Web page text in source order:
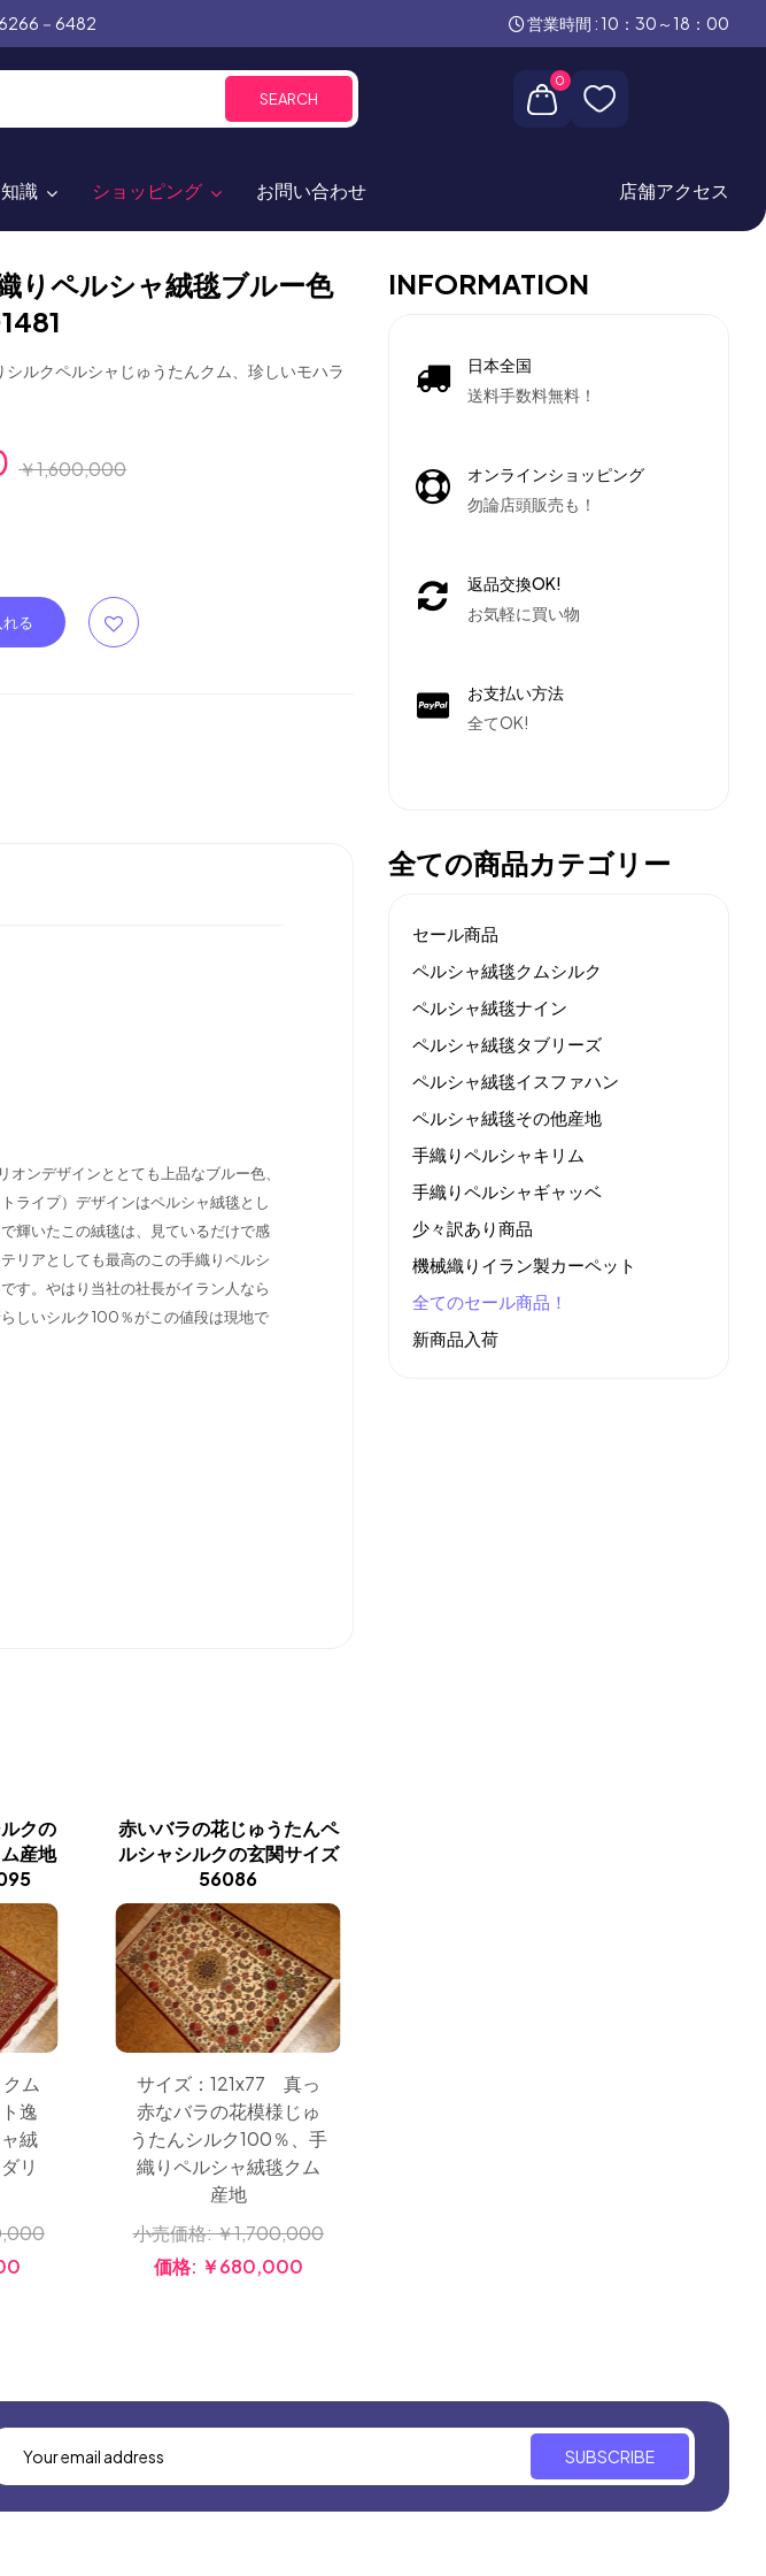
－6482 営業時間 : 10：30～18：00
SEARCH
0
知識 ショッピング お問い合わせ 店舗アクセス
りペルシャ絨毯ブルー色
ルクペルシャじゅうたんクム、珍しいモハラ
￥1,600,000
ンデザインととても上品なブルー色、
ライプ）デザインはペルシャ絨毯とし
輝いたこの絨毯は、見ているだけで感
リアとしても最高のこの手織りペルシ
す。やはり当社の社長がイラン人なら
しいシルク100％がこの値段は現地で
クの
産地
ム
逸
絨
リ
赤いバラの花じゅうたんペ
ルシャシルクの玄関サイズ
56086
サイズ：121x77 真っ
赤なバラの花模様じゅ
うたんシルク100％、手
織りペルシャ絨毯クム
産地
小売価格:￥1,700,000
価格: ￥680,000
INFORMATION
日本全国
送料手数料無料！
オンラインショッピング
勿論店頭販売も！
返品交換OK!
お気軽に買い物
お支払い方法
全てOK!
全ての商品カテゴリー
セール商品
ペルシャ絨毯クムシルク
ペルシャ絨毯ナイン
ペルシャ絨毯タブリーズ
ペルシャ絨毯イスファハン
ペルシャ絨毯その他産地
手織りペルシャキリム
手織りペルシャギャッベ
少々訳あり商品
機械織りイラン製カーペット
全てのセール商品！
新商品入荷
SUBSCRIBE